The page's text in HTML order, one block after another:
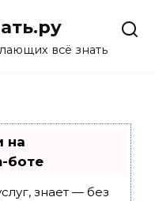
всё знать
на
боте
знает — без